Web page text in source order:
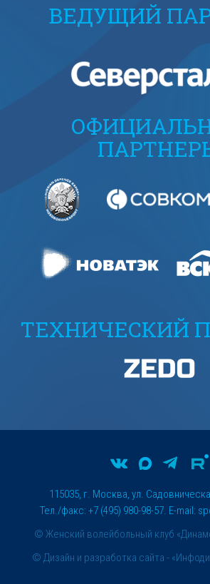
ВЕДУЩИЙ
ТЕХНИЧЕСКИЙ
© Женский волейбольный клуб
115035, г. Москва, ул.
Тел./факс: +7 (495) 980-98-57. E-mail:
© Дизайн и разработка сайта -